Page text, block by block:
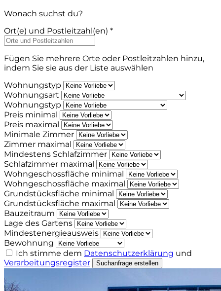
Wonach suchst du?
Ort(e) und Postleitzahl(en) *
Fügen Sie mehrere Orte oder Postleitzahlen hinzu,
indem Sie sie aus der Liste auswählen
Wohnungstyp
Wohnungsart
Wohnungstyp
Preis minimal
Preis maximal
Minimale Zimmer
Zimmer maximal
Mindestens Schlafzimmer
Schlafzimmer maximal
Wohngeschossfläche minimal
Wohngeschossfläche maximal
Grundstücksfläche minimal
Grundstücksfläche maximal
Bauzeitraum
Lage des Gartens
Mindestenergieausweis
Bewohnung
Ich stimme dem Datenschutzerklärung und
Verarbeitungsregister
Suchanfrage erstellen